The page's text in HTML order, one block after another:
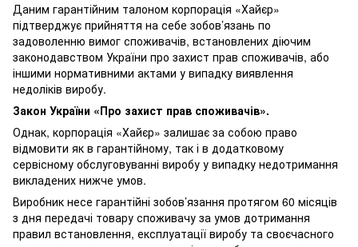
Даним гарантійним талоном корпорація «Хайєр»
підтверджує прийняття на себе зобов’язань по
задоволенню вимог споживачів, встановлених діючим
законодавством України про захист прав споживачів, або
іншими нормативними актами у випадку виявлення
недоліків виробу.
Закон України «Про захист прав споживачів».
Однак, корпорація «Хайєр» залишає за собою право
відмовити як в гарантійному, так і в додатковому
сервісному обслуговуванні виробу у випадку недотримання
викладених нижче умов.
Виробник несе гарантійні зобов’язання протягом 60 місяців
з дня передачі товару споживачу за умов дотримання
правил встановлення, експлуатації виробу та своєчасного